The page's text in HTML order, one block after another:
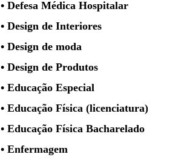
• Defesa Médica Hospitalar
• Design de Interiores
• Design de moda
• Design de Produtos
• Educação Especial
• Educação Física (licenciatura)
• Educação Física Bacharelado
• Enfermagem